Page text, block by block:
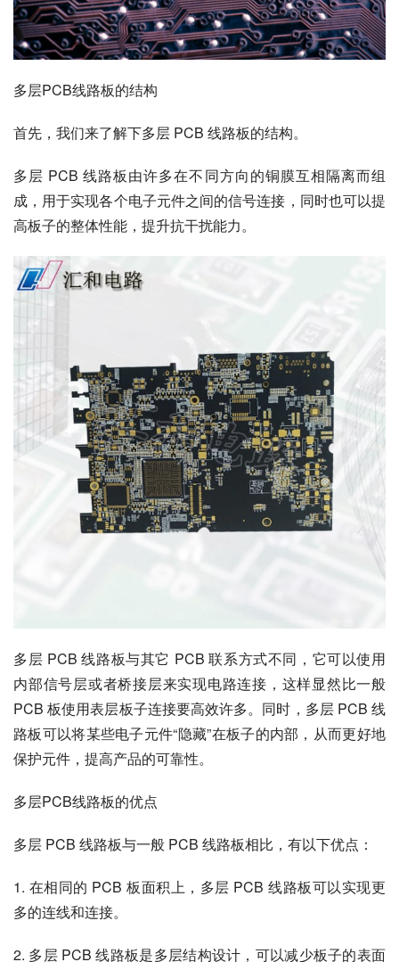
多层PCB线路板的结构
首先，我们来了解下多层 PCB 线路板的结构。
多层 PCB 线路板由许多在不同方向的铜膜互相隔离而组
成，用于实现各个电子元件之间的信号连接，同时也可以提
高板子的整体性能，提升抗干扰能力。
多层 PCB 线路板与其它 PCB 联系方式不同，它可以使用
内部信号层或者桥接层来实现电路连接，这样显然比一般
PCB 板使用表层板子连接要高效许多。同时，多层 PCB 线
路板可以将某些电子元件“隐藏”在板子的内部，从而更好地
保护元件，提高产品的可靠性。
多层PCB线路板的优点
多层 PCB 线路板与一般 PCB 线路板相比，有以下优点：
1. 在相同的 PCB 板面积上，多层 PCB 线路板可以实现更
多的连线和连接。
2. 多层 PCB 线路板是多层结构设计，可以减少板子的表面